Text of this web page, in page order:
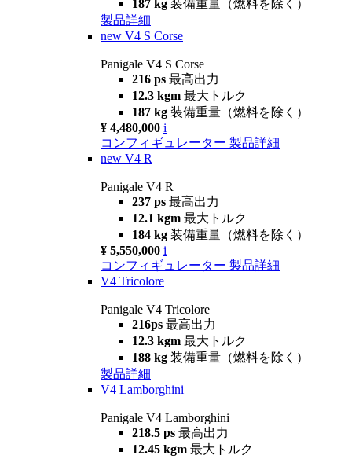
187 kg 装備重量（燃料を除く）
製品詳細
new V4 S Corse
Panigale V4 S Corse
216 ps 最高出力
12.3 kgm 最大トルク
187 kg 装備重量（燃料を除く）
¥ 4,480,000 i
コンフィギュレーター 製品詳細
new V4 R
Panigale V4 R
237 ps 最高出力
12.1 kgm 最大トルク
184 kg 装備重量（燃料を除く）
¥ 5,550,000 i
コンフィギュレーター 製品詳細
V4 Tricolore
Panigale V4 Tricolore
216ps 最高出力
12.3 kgm 最大トルク
188 kg 装備重量（燃料を除く）
製品詳細
V4 Lamborghini
Panigale V4 Lamborghini
218.5 ps 最高出力
12.45 kgm 最大トルク